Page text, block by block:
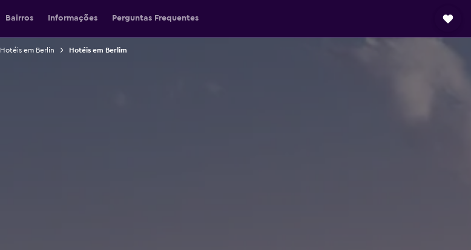
Bairros Informações Perguntas Frequentes
Hotéis em Berlin Hotéis em Berlim